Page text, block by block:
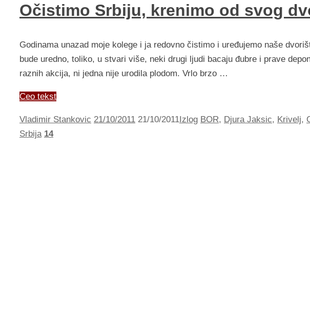
Očistimo Srbiju, krenimo od svog
Godinama unazad moje kolege i ja redovno čistimo i uređujemo naše
bude uredno, toliko, u stvari više, neki drugi ljudi bacaju đubre i prave
raznih akcija, ni jedna nije urodila plodom. Vrlo brzo …
Ceo tekst
Vladimir Stankovic 21/10/2011 21/10/2011Izlog BOR, Djura Jaksic, Krivelj,
Srbija 14